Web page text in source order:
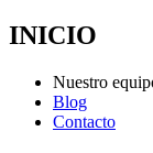
INICIO
Nuestro
Blog
Contacto